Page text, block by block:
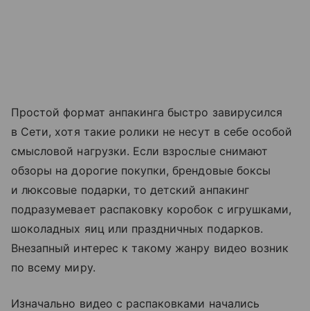
Простой формат анпакинга быстро завирусился
в Сети, хотя такие ролики не несут в себе особой
смысловой нагрузки. Если взрослые снимают
обзоры на дорогие покупки, брендовые боксы
и люксовые подарки, то детский анпакинг
подразумевает распаковку коробок с игрушками,
шоколадных яиц или праздничных подарков.
Внезапный интерес к такому жанру видео возник
по всему миру.
Изначально видео с распаковками начались